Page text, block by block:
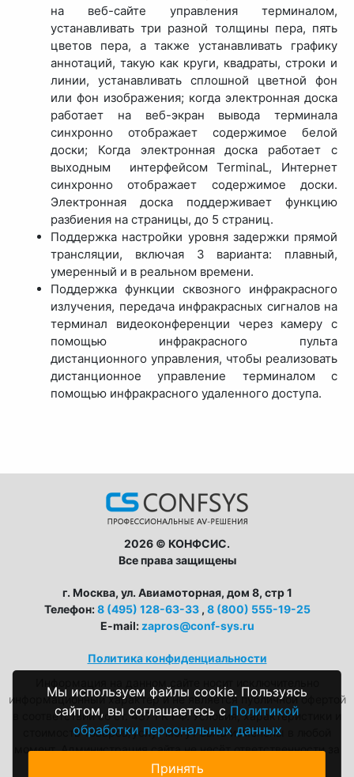
на веб-сайте управления терминалом,
устанавливать три разной толщины пера, пять
цветов пера, а также устанавливать графику
аннотаций, такую как круги, квадраты, строки и
линии, устанавливать сплошной цветной фон
или фон изображения; когда электронная доска
работает на веб-экран вывода терминала
синхронно отображает содержимое белой
доски; Когда электронная доска работает с
выходным интерфейсом TerminaL, Интернет
синхронно отображает содержимое доски.
Электронная доска поддерживает функцию
разбиения на страницы, до 5 страниц.
Поддержка настройки уровня задержки прямой
трансляции, включая 3 варианта: плавный,
умеренный и в реальном времени.
Поддержка функции сквозного инфракрасного
излучения, передача инфракрасных сигналов на
терминал видеоконференции через камеру с
помощью инфракрасного пульта
дистанционного управления, чтобы реализовать
дистанционное управление терминалом с
помощью инфракрасного удаленного доступа.
2026 © КОНФСИС.
Все права защищены
г. Москва, ул. Авиамоторная, дом 8, стр 1
Телефон:8 (495) 128-63-33 , 8 (800) 555-19-25
E-mail: zapros@conf-sys.ru
Политика конфиденциальности
информационный характер и не является публичной офертой
в соответствии со ст. 437 ГК РФ. Условия, характеристики и
стоимость товаров/услуг могут быть изменены в любой
момент. Администрация сайта не несёт ответственности за
возможные неточности в описаниях.
Мы используем файлы cookie. Пользуясь
сайтом, вы соглашаетесь с Политикой
обработки персональных данных
Принять